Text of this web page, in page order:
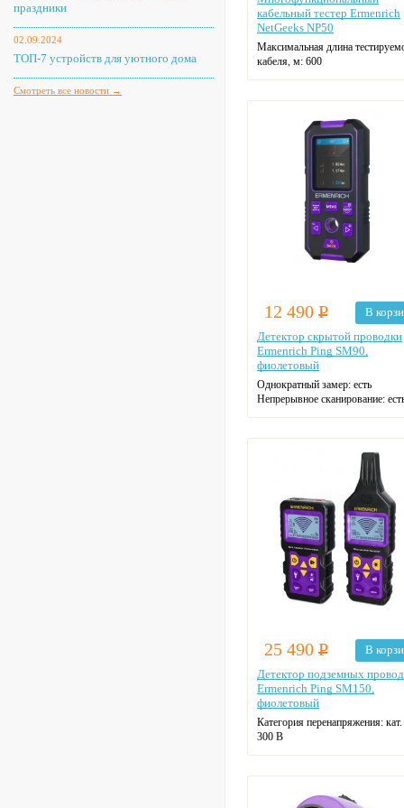
праздники
02.09.2024
ТОП-7 устройств для уютного дома
Смотреть все новости →
кабельный тестер Ermenrich
NetGeeks NP50
Максимальная длина
кабеля, м: 600
12 490 Р
В
Детектор скрытой проводки
Ermenrich Ping SM90,
фиолетовый
Однократный замер: есть
Непрерывное сканирование:
25 490 Р
В
Детектор подземных
Ermenrich Ping SM150,
фиолетовый
Категория перенапряжения:
300 В